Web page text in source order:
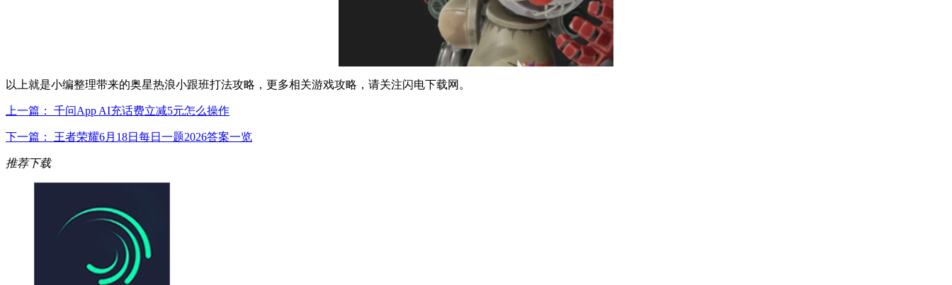
以上就是小编整理带来的奥星热浪小跟班打法攻略，更多相关游戏攻略，请关注闪电下载网。
上一篇： 千问App AI充话费立减5元怎么操作
下一篇： 王者荣耀6月18日每日一题2026答案一览
推荐下载